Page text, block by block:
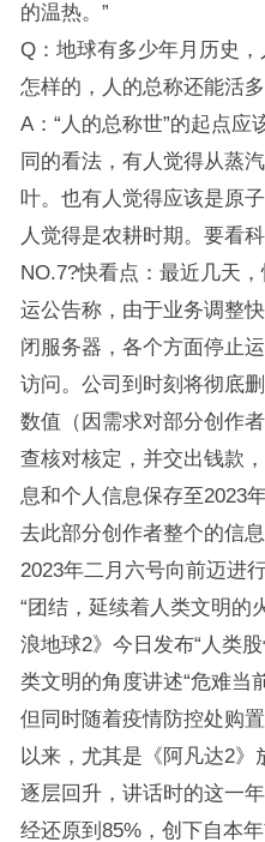
的温热。”
Q：地球有多少年月历史
怎样的，人的总称还能活
A：“人的总称世”的起点应
同的看法，有人觉得从蒸
叶。也有人觉得应该是原
人觉得是农耕时期。要看
NO.7?快看点：最近几天
运公告称，由于业务调整
闭服务器，各个方面停止
访问。公司到时刻将彻底
数值（因需求对部分创作
查核对核定，并交出钱款
息和个人信息保存至2023
去此部分创作者整个的信
2023年二月六号向前迈进
“团结，延续着人类文明的
浪地球2》今日发布“人类
类文明的角度讲述“危难当
但同时随着疫情防控处购
以来，尤其是《阿凡达2
逐层回升，讲话时的这一
经还原到85%，创下自本